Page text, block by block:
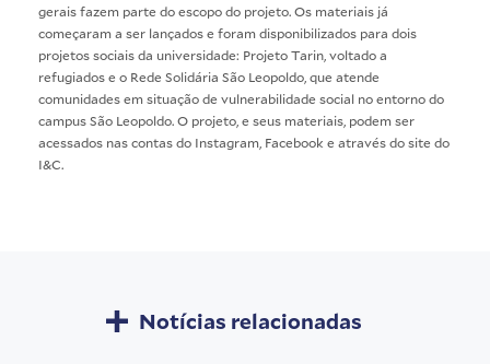
gerais fazem parte do escopo do projeto. Os materiais já
começaram a ser lançados e foram disponibilizados para dois
projetos sociais da universidade: Projeto Tarin, voltado a
refugiados e o Rede Solidária São Leopoldo, que atende
comunidades em situação de vulnerabilidade social no entorno do
campus São Leopoldo. O projeto, e seus materiais, podem ser
acessados nas contas do Instagram, Facebook e através dosite do
I&C.
Notícias relacionadas